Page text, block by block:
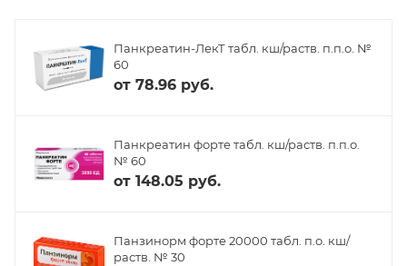
Панкреатин-ЛекТ табл. кш/раств. п.п.о. №
60
от 78.96 руб.
Панкреатин форте табл. кш/раств. п.п.о.
№ 60
от 148.05 руб.
Панзинорм форте 20000 табл. п.о. кш/
раств. № 30